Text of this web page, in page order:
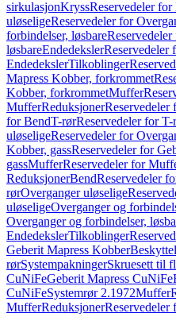
sirkulasjonKryssReservedeler for
uløseligeReservedeler for
forbindelser, løsbare
løsbareEndedekslerReservedeler
EndedekslerTilkoblinger
Mapress Kobber, forkrommet
Kobber, forkrommetMuffer
MufferReduksjonerReservedeler
for BendT-rørReservedeler for T-
uløseligeReservedeler for
Kobber, gassReservedeler for
gassMufferReservedeler for
ReduksjonerBendReservedeler
rørOverganger uløselige
uløseligeOverganger og
Overganger og forbindelser,
EndedekslerTilkoblinger
Geberit Mapress Kobber
rørSystempakningerSkruesett til
CuNiFeGeberit Mapress CuNiFe
CuNiFeSystemrør 2.1972Muffer
MufferReduksjonerReservedeler